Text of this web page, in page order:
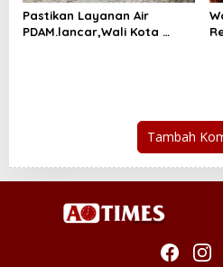
Pastikan Layanan Air
PDAM.lancar,Wali Kota
Tambah